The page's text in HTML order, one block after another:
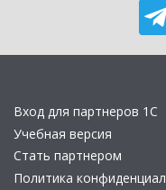
Вход для партнеров 1С
Учебная версия
Стать партнером
Политика